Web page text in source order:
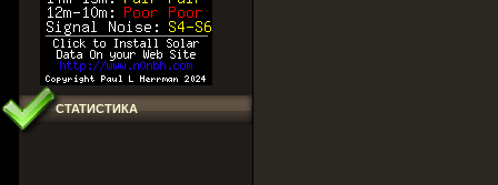
СТАТИСТИКА